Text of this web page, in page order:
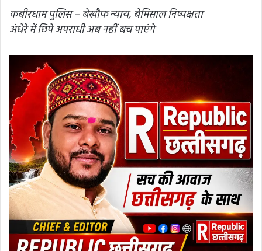
कबीरधाम पुलिस – बेखौफ न्याय, बेमिसाल निष्पक्षता
अंधेरे में छिपे अपराधी अब नहीं बच पाएंगे